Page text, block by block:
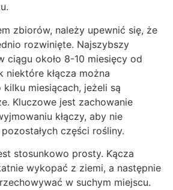
zbiorów, należy upewnić się, że
rozwinięte. Najszybszy
ciągu około 8-10 miesięcy od
niektóre kłącza można
miesiącach, jeżeli są
Kluczowe jest zachowanie
kłączy, aby nie
części rośliny.
stosunkowo prosty. Kącza
wykopać z ziemi, a następnie
w suchym miejscu.